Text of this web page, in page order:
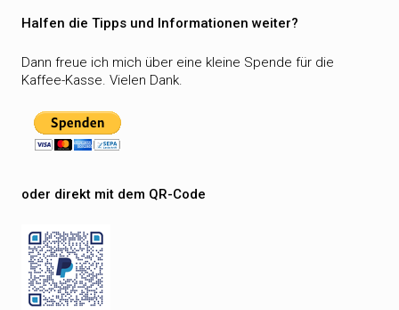
Halfen die Tipps und Informationen weiter?
Dann freue ich mich über eine kleine Spende für die
Kaffee-Kasse. Vielen Dank.
oder direkt mit dem QR-Code